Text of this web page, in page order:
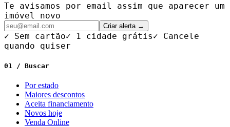
Te avisamos por email assim que aparecer um
imóvel novo
Criar alerta →
✓ Sem cartão✓ 1 cidade grátis✓ Cancele
quando quiser
01 / Buscar
Por estado
Maiores descontos
Aceita financiamento
Novos hoje
Venda Online